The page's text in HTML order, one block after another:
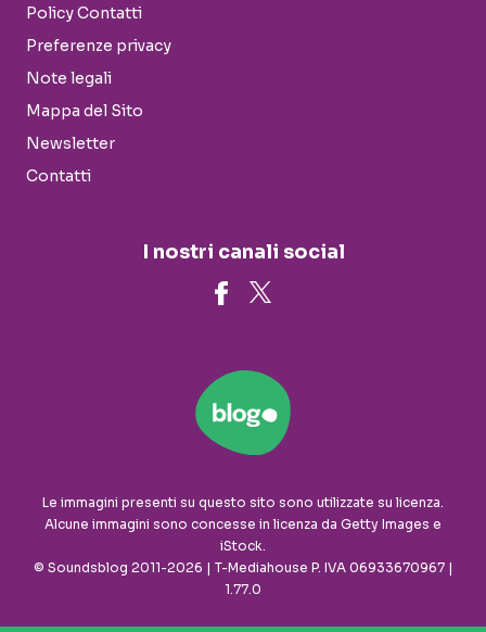
Policy Contatti
Preferenze privacy
Note legali
Mappa del Sito
Newsletter
Contatti
I nostri canali social
Le immagini presenti su questo sito sono utilizzate su licenza.
Alcune immagini sono concesse in licenza da Getty Images e
iStock.
© Soundsblog 2011-2026 | T-Mediahouse P. IVA 06933670967 |
1.77.0